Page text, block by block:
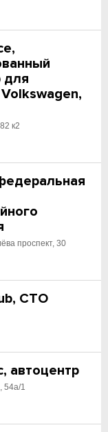
для
к2
проспект, 30
СТО
автоцентр
54а/1